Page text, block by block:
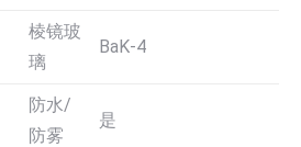
棱镜玻
璃
BaK-4
防水/
防雾
是